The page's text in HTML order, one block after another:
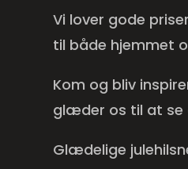
Vi lover gode
til både hjemmet
Kom og bliv
glæder os til at se
Glædelige